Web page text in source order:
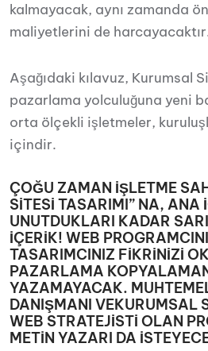
kalmayacak, aynı zamanda
maliyetlerini de
Aşağıdaki kılavuz, Kurumsal
pazarlama yolculuğuna yeni
orta ölçekli işletmeler,
içindir.
ÇOĞU ZAMAN İŞLETME
SİTESİ TASARIMI” NA, ANA
UNUTDUKLARI KADAR
İÇERİK! WEB
TASARIMCINIZ FİKRİNİZİ
PAZARLAMA
YAZAMAYACAK.
DANIŞMANI VEKURUMSAL
WEB STRATEJİSTİ OLAN
METİN YAZARI DA